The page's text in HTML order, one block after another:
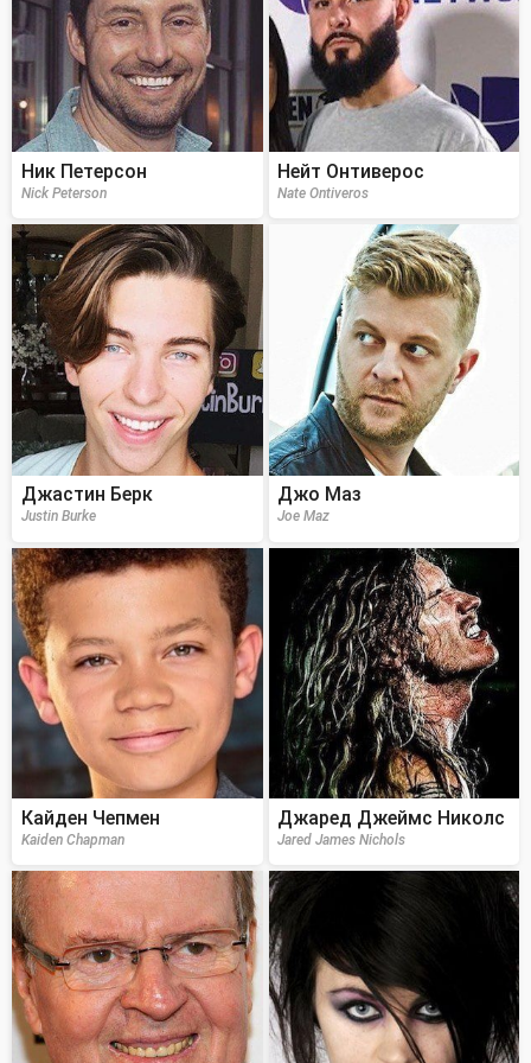
Ник Петерсон
Nick Peterson
Нейт Онтиверос
Nate Ontiveros
Джастин Берк
Justin Burke
Джо Маз
Joe Maz
Кайден Чепмен
Kaiden Chapman
Джаред Джеймс Николс
Jared James Nichols